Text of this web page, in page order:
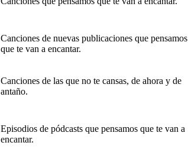
Canciones de nuevas publicaciones que pensamos
que te van a encantar.
Canciones de las que no te cansas, de ahora y de
antaño.
Episodios de pódcasts que pensamos que te van a
encantar.